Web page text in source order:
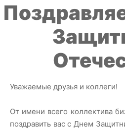
Уважаемые друзья и коллеги!
От имени всего коллектива
поздравить вас с Днем